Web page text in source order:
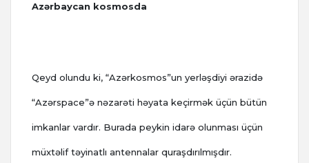
Azərbaycan kosmosda
Qeyd olundu ki, “Azərkosmos”un yerləşdiyi ərazidə
“Azərspace”ə nəzarəti həyata keçirmək üçün bütün
imkanlar vardır. Burada peykin idarə olunması üçün
müxtəlif təyinatlı antennalar quraşdırılmışdır.